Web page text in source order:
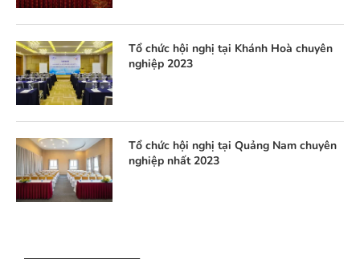
Tổ chức hội nghị tại Khánh Hoà chuyên
nghiệp 2023
Tổ chức hội nghị tại Quảng Nam chuyên
nghiệp nhất 2023